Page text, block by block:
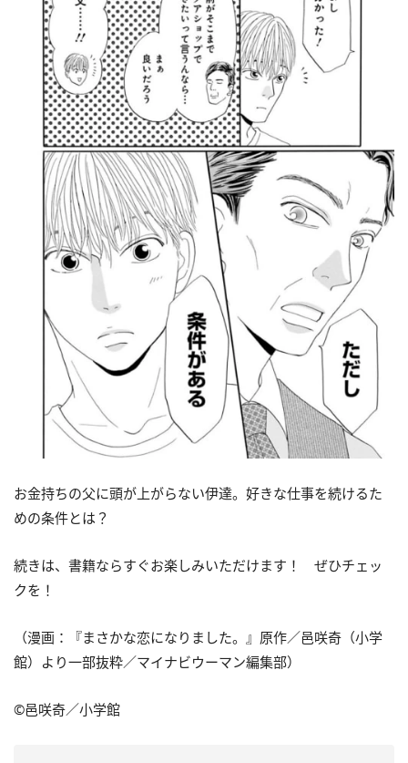
お金持ちの父に頭が上がらない伊達。好きな仕事を続けるた
めの条件とは？
続きは、書籍ならすぐお楽しみいただけます！ ぜひチェッ
クを！
（漫画：『まさかな恋になりました。』原作／邑咲奇（小学
館）より一部抜粋／マイナビウーマン編集部）
©邑咲奇／小学館